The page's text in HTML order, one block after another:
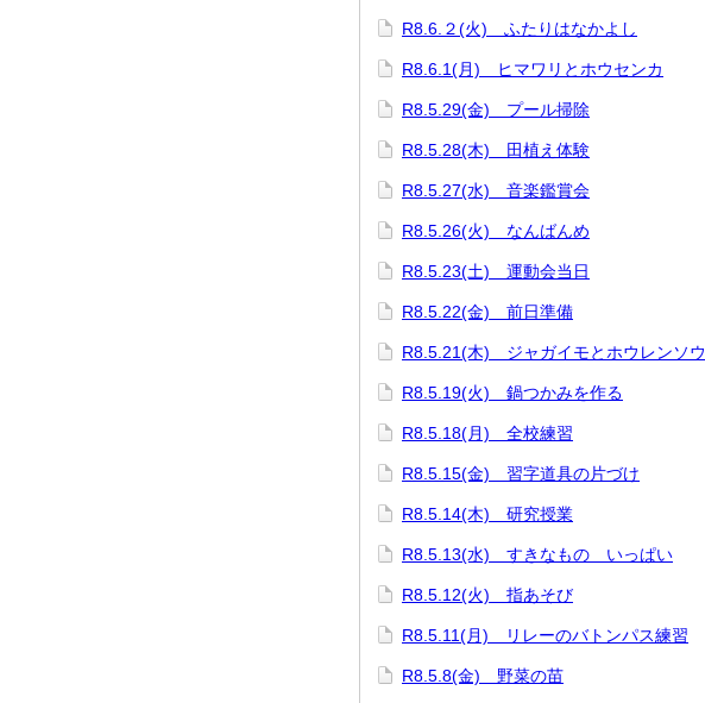
R8.6.２(火) ふたりはなかよし
R8.6.1(月) ヒマワリとホウセンカ
R8.5.29(金) プール掃除
R8.5.28(木) 田植え体験
R8.5.27(水) 音楽鑑賞会
R8.5.26(火) なんばんめ
R8.5.23(土) 運動会当日
R8.5.22(金) 前日準備
R8.5.21(木) ジャガイモとホウレンソウ
R8.5.19(火) 鍋つかみを作る
R8.5.18(月) 全校練習
R8.5.15(金) 習字道具の片づけ
R8.5.14(木) 研究授業
R8.5.13(水) すきなもの いっぱい
R8.5.12(火) 指あそび
R8.5.11(月) リレーのバトンパス練習
R8.5.8(金) 野菜の苗